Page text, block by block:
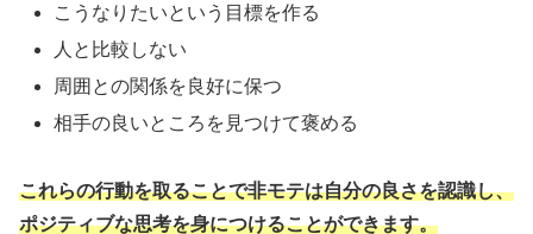
こうなりたいという目標を作る
人と比較しない
周囲との関係を良好に保つ
相手の良いところを見つけて褒める
これらの行動を取ることで非モテは自分の良さを認識し、
ポジティブな思考を身につけることができます。